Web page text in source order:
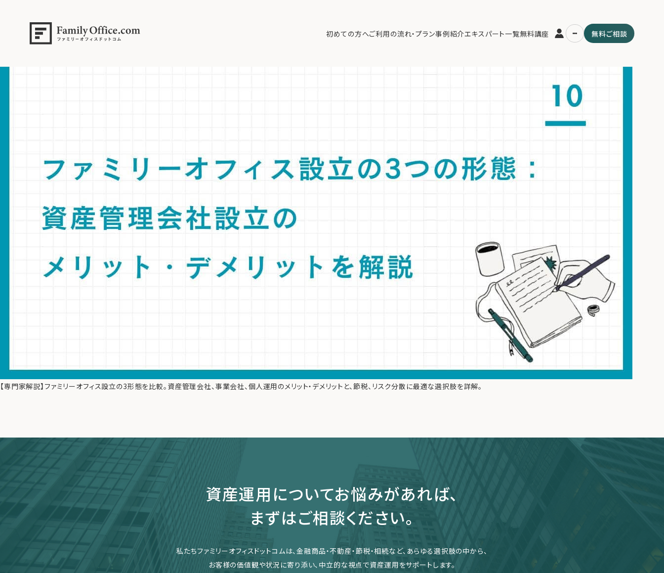
初めての方へご利用の流れ・プラン事例紹介エキスパート一覧無料講座 無料ご相談
無料ご相談 ログイン
運営会社
ファミリーオフィスとは
メールマガジン登録
運用のメリット・デメリットと、節税、リスク分散に最適な選択肢を詳解。
【専門家解説】ファミリーオフィス設立の3形態を比較。資産管理会社、事業会社、個人運用のメリット・デメリットと、節税、リスク分散に最適な選択肢を詳解。
【専門家解説】ファミリーオフィス設立の3形態を比較。資産管理会社、事業会社、個人運用のメリット・デメリットと、節税、リスク分散に最適な選択肢を詳解。
資産運用についてお悩みがあれば、
まずはご相談ください。
私たちファミリーオフィスドットコムは、金融商品・不動産・節税・相続など、あらゆる選択肢の中から、
お客様の価値観や状況に寄り添い、中立的な視点で資産運用をサポートします。